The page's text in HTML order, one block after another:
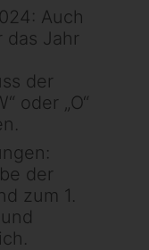
Auch
das Jahr
der
oder „O“
der
zum 1.